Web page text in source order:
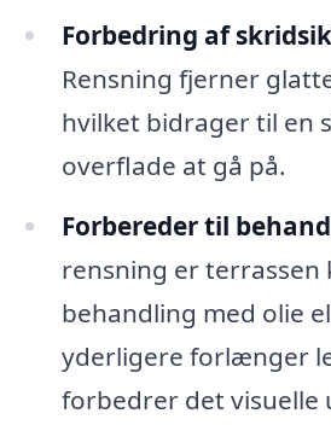
Forbedring af
Rensning fjerner
hvilket bidrager til en
overflade at gå på.
Forbereder til
rensning er terrassen
behandling med olie
yderligere forlænger
forbedrer det visuelle